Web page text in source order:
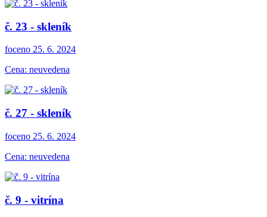
č. 23 - skleník
foceno 25. 6. 2024
Cena: neuvedena
č. 27 - skleník
foceno 25. 6. 2024
Cena: neuvedena
č. 9 - vitrína